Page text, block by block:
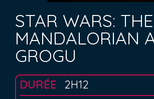
STAR WARS: THE
MANDALORIAN
GROGU
DURÉE
2H12